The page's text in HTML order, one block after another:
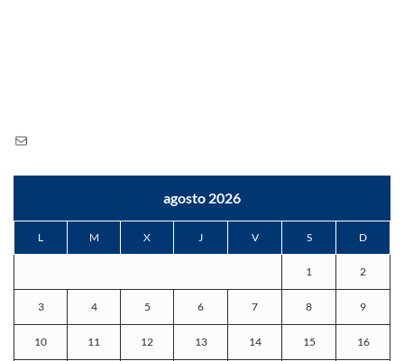
Correo
agosto 2026
L M X J V S D
1 2
3 4 5 6 7 8 9
10 11 12 13 14 15 16